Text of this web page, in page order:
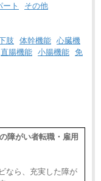
ート その他
肢 体幹機能 心臓機
直腸機能 小腸機能 免
障がい者転職・雇用
なら、充実した障が